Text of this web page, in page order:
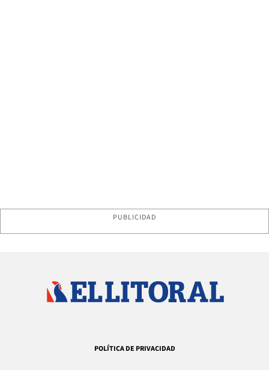
PUBLICIDAD
POLÍTICA DE PRIVACIDAD